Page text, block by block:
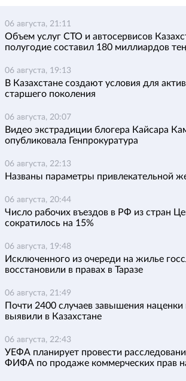
06 августа, 21:11
Объем услуг СТО и автосервисов
полугодие составил 180 миллиардов
06 августа, 19:13
В Казахстане создают условия для
старшего поколения
06 августа, 20:07
Видео экстрадиции блогера Кайсара
опубликовала Генпрокуратура
06 августа, 22:13
Названы параметры привлекательной
06 августа, 20:44
Число рабочих въездов в РФ из стран
сократилось на 15%
06 августа, 19:48
Исключенного из очереди на жилье
восстановили в правах в Таразе
06 августа, 21:49
Почти 2400 случаев завышения
выявили в Казахстане
06 августа, 22:43
УЕФА планирует провести
ФИФА по продаже коммерческих прав